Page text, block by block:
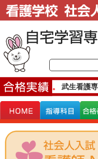
合格実績です。 武生看護